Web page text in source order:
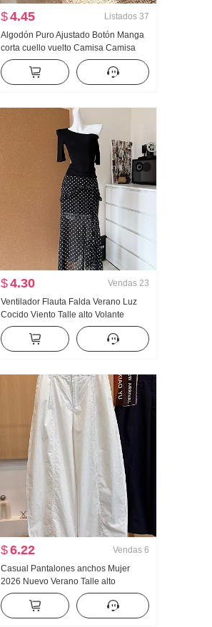
$4.45 Listados 37
Algodón Puro Ajustado Botón Manga
corta cuello vuelto Camisa Camisa
Mujer 2026 Verano Avanzado Sentido
Luz Lujo Suave Viento Top
$4.30 Vendas 23
Ventilador Flauta Falda Verano Luz
Cocido Viento Talle alto Volante
Abertura Negro Lunares Falda Días
Seda Oblicuo Hombro Ropa
$6.22 Vendas 6
Casual Pantalones anchos Mujer
2026 Nuevo Verano Talle alto
Adelgazante Talla grande Petite
Sencillo Holgado Nueve puntos
Machete Pantalones